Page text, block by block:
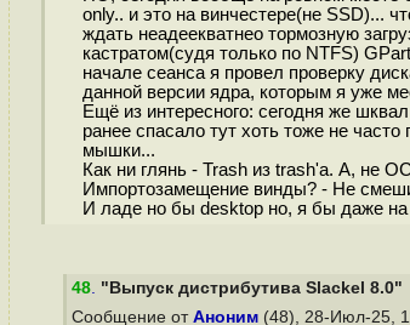
only.. и это на винчестере(не SSD)...
ждать неадеекватнео тормозную
кастратом(судя только по NTFS)
начале сеанса я провел проверку
данной версии ядра, которым я уже
Ещё из интересного: сегодня же
ранее спасало тут хоть тоже не
мышки...
Как ни глянь - Trash из trash'a. А, не
Импортозамещение винды? - Не
И ладе но бы desktop но, я бы даже на
48. "Выпуск дистрибутива Slackel 8.0"
Сообщение от Аноним (48), 28-Июл-25,